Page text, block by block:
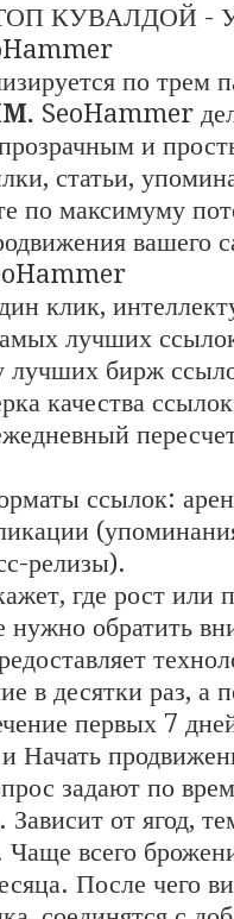
КУВАЛДОЙ -
по трем
SeoHammer
и
статьи,
по максимуму
вашего
клик,
лучших
лучших бирж
качества
ссылок:
релизы).
где рост или
нужно обратить
в десятки раз, а
первых 7
и Начать
задают по
Зависит от ягод,
Чаще всего
После чего